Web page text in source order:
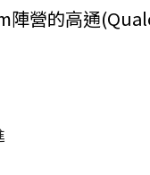
陣營的高通